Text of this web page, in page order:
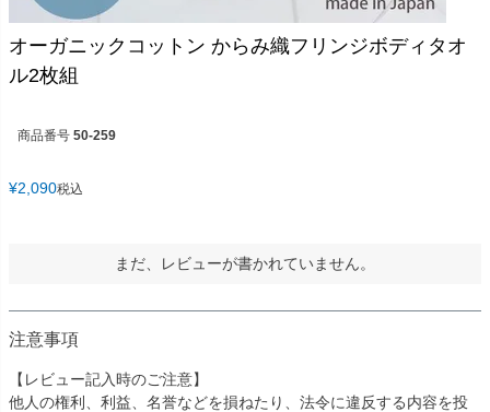
オーガニックコットン からみ織フリンジボディタオ
ル2枚組
商品番号 50-259
¥2,090税込
まだ、レビューが書かれていません。
注意事項
【レビュー記入時のご注意】
他人の権利、利益、名誉などを損ねたり、法令に違反する内容を投